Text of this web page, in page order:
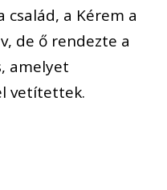
a Kérem a
de ő rendezte a
amelyet
vetítettek.